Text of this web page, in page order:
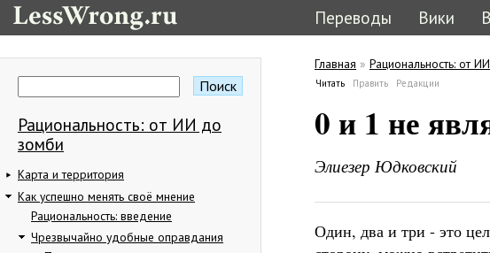
Переводы Вики
Форма поиска
Рациональность: от ИИ до
зомби
Карта и территория
Как успешно менять своё мнение
Рациональность: введение
Чрезвычайно удобные оправдания
Вы здесь
Главная » Рациональность: от
Читать (активная вкладка)
Править Редакции
0 и 1 не
Элиезер Юдковский
Один, два и три - это